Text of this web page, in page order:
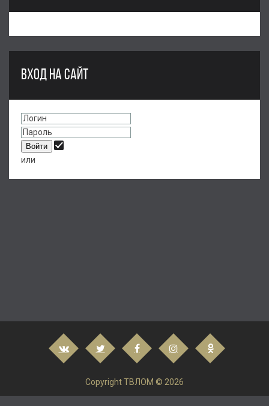
ВХОД НА САЙТ
или
Copyright ТВЛОМ © 2026